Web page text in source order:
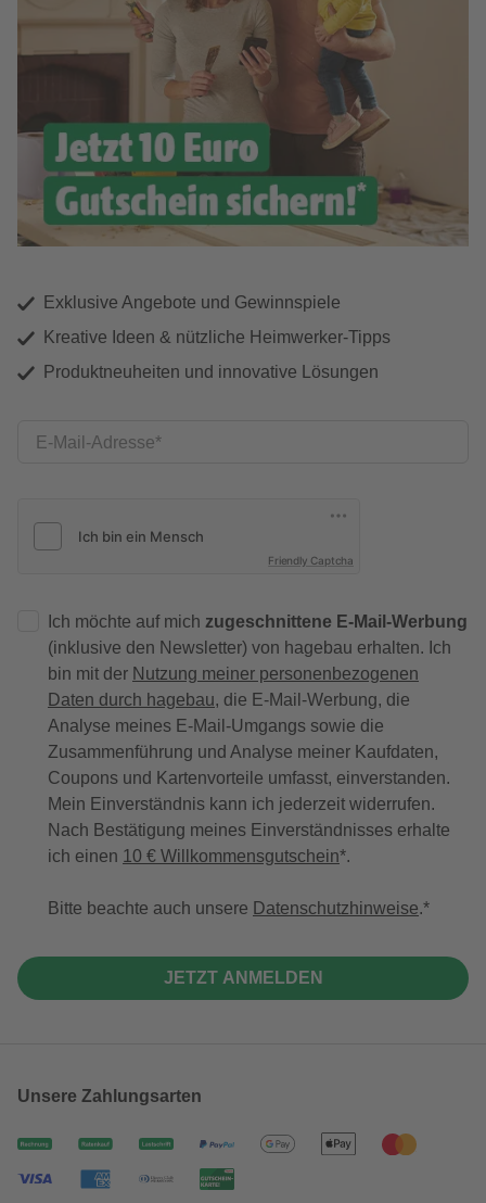
Exklusive Angebote und Gewinnspiele
Kreative Ideen & nützliche Heimwerker-Tipps
Produktneuheiten und innovative Lösungen
E-Mail-Adresse
Friendly Captcha
Ich möchte auf mich zugeschnittene E-Mail-Werbung
(inklusive den Newsletter) von hagebau erhalten. Ich
bin mit der Nutzung meiner personenbezogenen
Daten durch hagebau, die E-Mail-Werbung, die
Analyse meines E-Mail-Umgangs sowie die
Zusammenführung und Analyse meiner Kaufdaten,
Coupons und Kartenvorteile umfasst, einverstanden.
Mein Einverständnis kann ich jederzeit widerrufen.
Nach Bestätigung meines Einverständnisses erhalte
ich einen 10 € Willkommensgutschein*.
Bitte beachte auch unsere Datenschutzhinweise.
JETZT ANMELDEN
Unsere Zahlungsarten